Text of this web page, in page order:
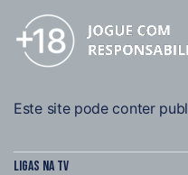
Este site pode conter
Ligas na TV